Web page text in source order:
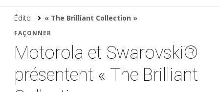
Édito « The Brilliant Collection »
FAÇONNER
Motorola et Swarovski®
présentent « The Brilliant